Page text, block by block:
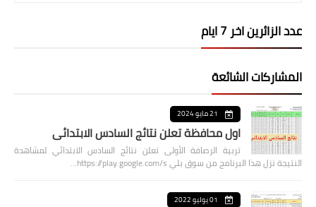
عدد الزائرين اخر 7 ايام
المشاركات الشائعة
21 مايو 2024
اول محافظة تعلن نتائج السادس الابتدائي
تربية الرصافة الأولى تعلن نتائج السادس الابتدائي لمشاهدة
النتيجة نزل هذا البرنامج من سوق بلي https://play.google.com/s…
01 يوليو 2022